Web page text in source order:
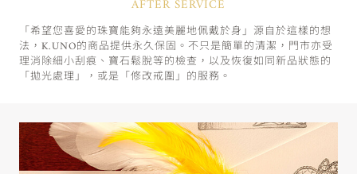
AFTER SERVICE
「希望您喜愛的珠寶能夠永遠美麗地佩戴於身」源自於這樣的想
法，K.UNO的商品提供永久保固。不只是簡單的清潔，門市亦受
理消除細小刮痕、寶石鬆脫等的檢查，以及恢復如同新品狀態的
「拋光處理」，或是「修改戒圍」的服務。